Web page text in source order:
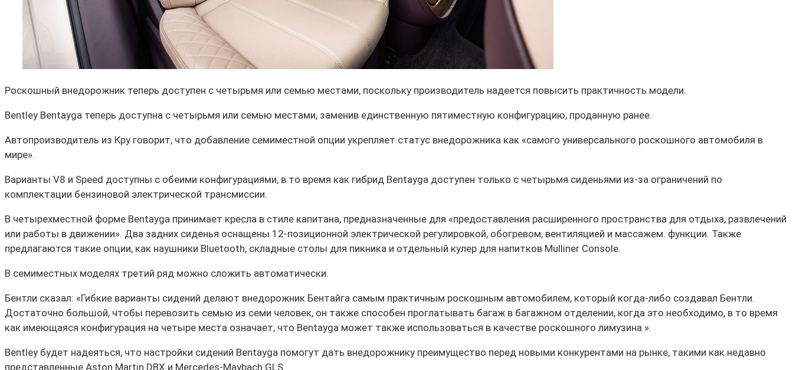
Роскошный внедорожник теперь доступен с четырьмя или семью местами, поскольку производитель надеется повысить практичность модели.
Bentley Bentayga теперь доступна с четырьмя или семью местами, заменив единственную пятиместную конфигурацию, проданную ранее.
Автопроизводитель из Кру говорит, что добавление семиместной опции укрепляет статус внедорожника как «самого универсального роскошного автомобиля в
мире».
Варианты V8 и Speed ​​доступны с обеими конфигурациями, в то время как гибрид Bentayga доступен только с четырьмя сиденьями из-за ограничений по
комплектации бензиновой электрической трансмиссии.
В четырехместной форме Bentayga принимает кресла в стиле капитана, предназначенные для «предоставления расширенного пространства для отдыха, развлечений
или работы в движении». Два задних сиденья оснащены 12-позиционной электрической регулировкой, обогревом, вентиляцией и массажем. функции. Также
предлагаются такие опции, как наушники Bluetooth, складные столы для пикника и отдельный кулер для напитков Mulliner Console.
В семиместных моделях третий ряд можно сложить автоматически.
Бентли сказал: «Гибкие варианты сидений делают внедорожник Бентайга самым практичным роскошным автомобилем, который когда-либо создавал Бентли.
Достаточно большой, чтобы перевозить семью из семи человек, он также способен проглатывать багаж в багажном отделении, когда это необходимо, в то время
как имеющаяся конфигурация на четыре места означает, что Bentayga может также использоваться в качестве роскошного лимузина ».
Bentley будет надеяться, что настройки сидений Bentayga помогут дать внедорожнику преимущество перед новыми конкурентами на рынке, такими как недавно
представленные Aston Martin DBX и Mercedes-Maybach GLS .